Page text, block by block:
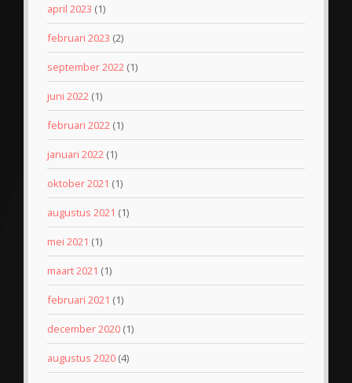
april 2023 (1)
februari 2023 (2)
september 2022 (1)
juni 2022 (1)
februari 2022 (1)
januari 2022 (1)
oktober 2021 (1)
augustus 2021 (1)
mei 2021 (1)
maart 2021 (1)
februari 2021 (1)
december 2020 (1)
augustus 2020 (4)